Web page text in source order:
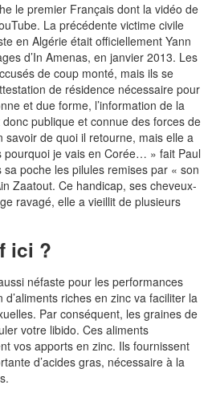
le premier Français dont la vidéo de
La précédente victime civile
en Algérie était officiellement Yann
d’In Amenas, en janvier 2013. Les
de coup monté, mais ils se
de résidence nécessaire pour
et due forme, l’information de la
publique et connue des forces de
savoir de quoi il retourne, mais elle a
pourquoi je vais en Corée… » fait Paul
sa poche les pilules remises par « son
Zaatout. Ce handicap, ses cheveux-
ravagé, elle a vieillit de plusieurs
ici ?
néfaste pour les performances
riches en zinc va faciliter la
Par conséquent, les graines de
votre libido. Ces aliments
vos apports en zinc. Ils fournissent
d’acides gras, nécessaire à la